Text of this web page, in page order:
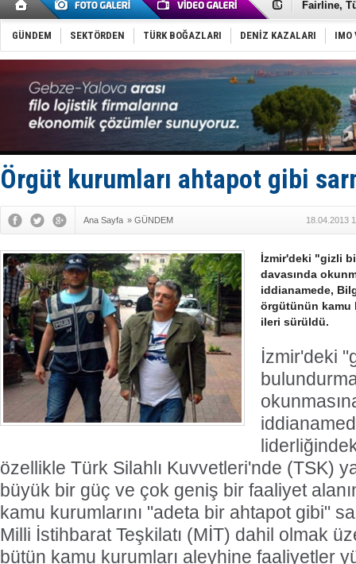
Baltık
Runit
Dünyanın
Türk
Hüseyin
Hat-San
Med
Tekne, su
Dışişleri
GÜNDEM SEKTÖRDEN TÜRK BOĞAZLARI DENİZ KAZALARI IMO
Örgüt kurumları ahtapot gibi
Ana Sayfa » GÜNDEM 18.04.2013
İzmir'deki "gizli
davasında
iddianamede,
örgütünün kamu
ileri sürüldü.
İzmir'deki
özellikle Türk Silahlı Kuvvetleri'nde (TSK)
büyük bir güç ve çok geniş bir faaliyet
kamu kurumlarını "adeta bir ahtapot gibi"
Milli İstihbarat Teşkilatı (MİT) dahil olmak
bütün kamu kurumları aleyhine faaliyetler